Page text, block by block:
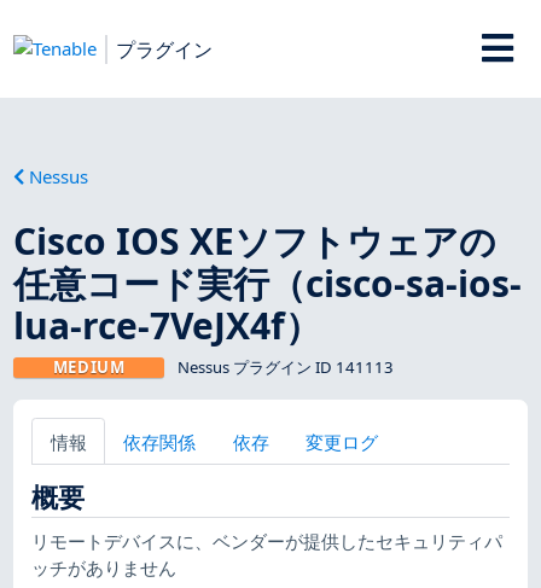
プラグイン
Nessus
Cisco IOS XEソフトウェアの
任意コード実行（cisco-sa-ios-
lua-rce-7VeJX4f）
MEDIUM Nessus プラグイン ID 141113
情報 依存関係 依存 変更ログ
概要
リモートデバイスに、ベンダーが提供したセキュリティパ
ッチがありません